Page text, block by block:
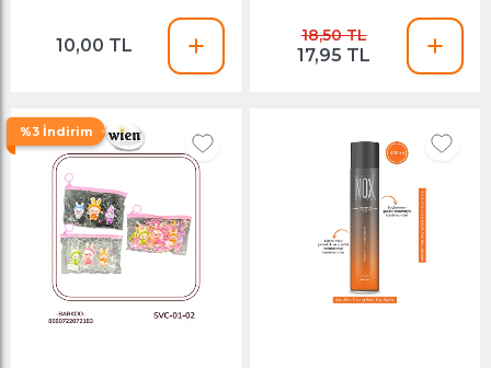
10,00 TL 18,50 TL
17,95 TL
%3 İndirim